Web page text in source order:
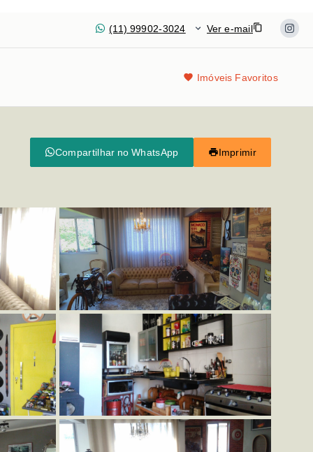
(11) 99902-3024 Ver e-mail
Imóveis Favoritos
Compartilhar no WhatsApp Imprimir